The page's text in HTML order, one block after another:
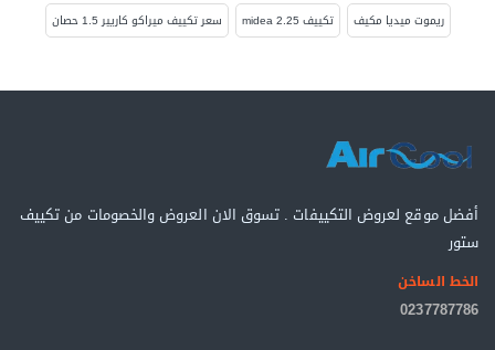
ريموت ميديا مكيف
تكييف midea 2.25 سعر تكييف ميراكو كاريير 1.5 حصان
أفضل موقع لعروض التكييفات . تسوق الان العروض والخصومات من تكييف
ستور
الخط الساخن
0237787786